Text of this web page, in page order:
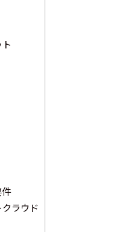
ラウド